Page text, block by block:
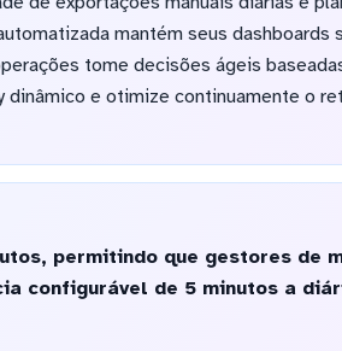
mantém seus dashboards
tome decisões ágeis
e otimize continuamente o
permitindo que gestores de
configurável de 5 minutos a